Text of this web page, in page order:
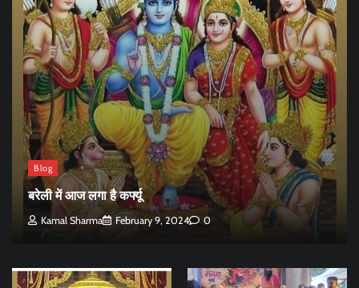
Blog
बरेली में आज लगा है कर्फ्यू
Kamal Sharma February 9, 2024 0